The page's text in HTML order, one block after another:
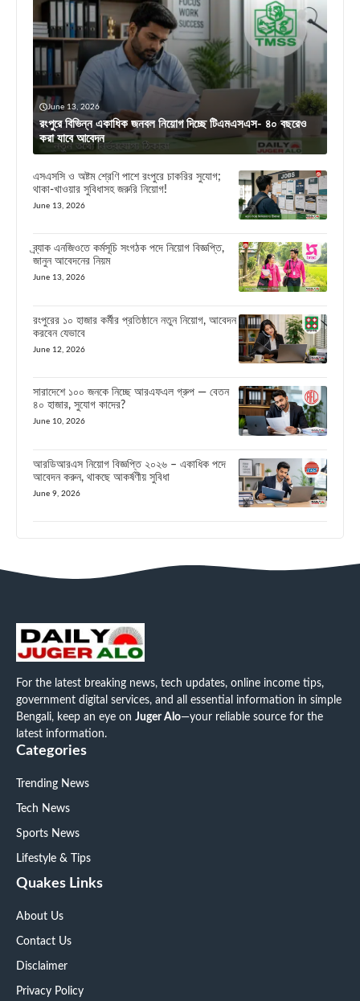
June 13, 2026
রংপুরে বিভিন্ন একাধিক জনবল নিয়োগ দিচ্ছে টিএমএসএস- ৪০ বছরেও
করা যাবে আবেদন
এসএসসি ও অষ্টম শ্রেণি পাশে রংপুরে চাকরির সুযোগ;
থাকা-খাওয়ার সুবিধাসহ জরুরি নিয়োগ!
June 13, 2026
ব্র্যাক এনজিওতে কর্মসূচি সংগঠক পদে নিয়োগ বিজ্ঞপ্তি,
জানুন আবেদনের নিয়ম
June 13, 2026
রংপুরের ১০ হাজার কর্মীর প্রতিষ্ঠানে নতুন নিয়োগ, আবেদন
করবেন যেভাবে
June 12, 2026
সারাদেশে ১০০ জনকে নিচ্ছে আরএফএল গ্রুপ — বেতন
৪০ হাজার, সুযোগ কাদের?
June 10, 2026
আরডিআরএস নিয়োগ বিজ্ঞপ্তি ২০২৬ – একাধিক পদে
আবেদন করুন, থাকছে আকর্ষণীয় সুবিধা
June 9, 2026
For the latest breaking news, tech updates, online income tips,
government digital services, and all essential information in simple
Bengali, keep an eye on Juger Alo—your reliable source for the
latest information.
Categories
Trending News
Tech News
Sports News
Lifestyle & Tips
Quakes Links
About Us
Contact Us
Disclaimer
Privacy Policy